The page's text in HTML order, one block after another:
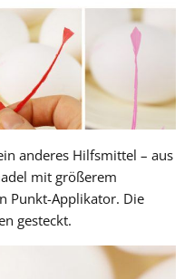
anderes Hilfsmittel – aus
mit größerem
Punkt-Applikator. Die
gesteckt.